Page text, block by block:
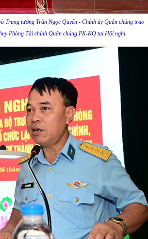
Trung tướng Trần Ngọc Quyến - Chính ủy Quân chủng trao
Phòng Tài chính Quân chủng PK-KQ tại Hội nghị.